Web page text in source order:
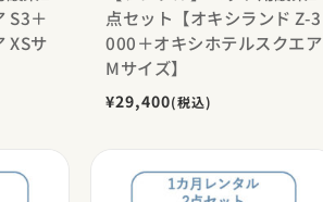
S3＋
XSサ
点セット【オキシランド Z-3
000＋オキシホテルスクエア
Mサイズ】
¥29,400(税込)